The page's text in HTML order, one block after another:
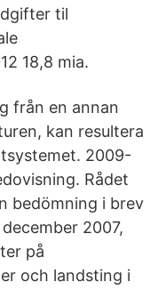
til
18,8 mia.
från en annan
kan resultera
2009-
Rådet
bedömning i brev
2007,
på
och landsting i